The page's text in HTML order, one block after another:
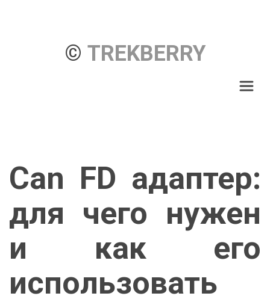
© TREKBERRY
Can FD адаптер:
для чего нужен
и как его
использовать